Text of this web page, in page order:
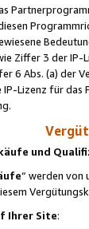
Ziffer 3 der IP-
6 Abs. (a) der
Lizenz für
und
“ werden von
Ihrer Site: